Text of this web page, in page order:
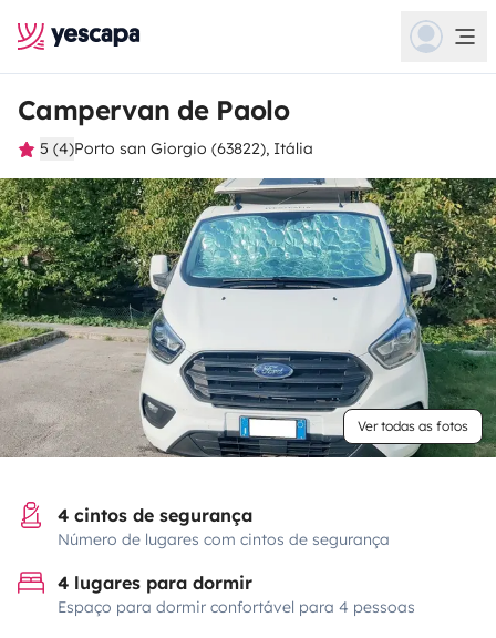
Campervan de Paolo
5 (4)Porto san Giorgio (63822), Itália
Ver todas as fotos
4 cintos de segurança
Número de lugares com cintos de segurança
4 lugares para dormir
Espaço para dormir confortável para 4 pessoas